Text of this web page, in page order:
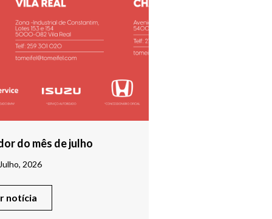
do mês de julho
2026
notícia